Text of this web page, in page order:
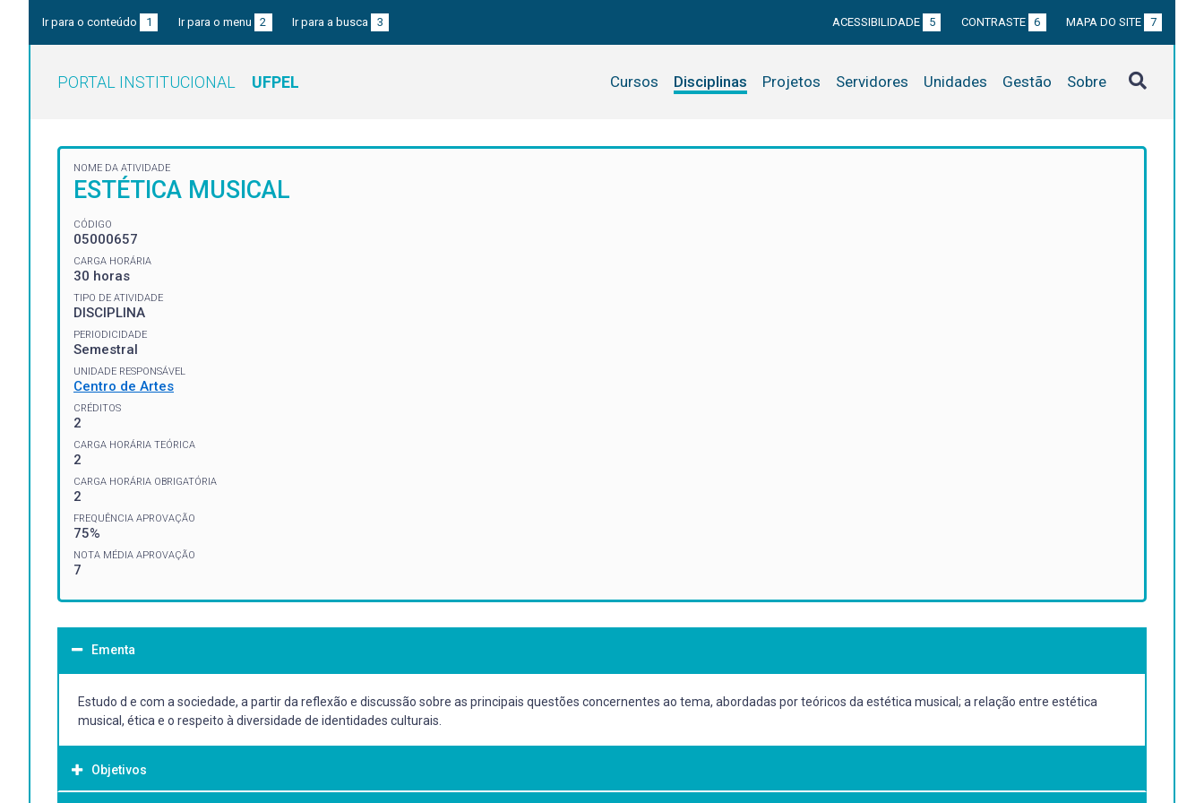
Ir para o conteúdo 1 Ir para o menu 2 Ir para a busca 3 ACESSIBILIDADE 5 CONTRASTE 6 MAPA DO SITE 7
PORTAL INSTITUCIONAL UFPEL Cursos Disciplinas Projetos Servidores Unidades Gestão Sobre
NOME DA ATIVIDADE
ESTÉTICA MUSICAL
CÓDIGO
05000657
CARGA HORÁRIA
30 horas
TIPO DE ATIVIDADE
DISCIPLINA
PERIODICIDADE
Semestral
UNIDADE RESPONSÁVEL
Centro de Artes
CRÉDITOS
2
CARGA HORÁRIA TEÓRICA
2
CARGA HORÁRIA OBRIGATÓRIA
2
FREQUÊNCIA APROVAÇÃO
75%
NOTA MÉDIA APROVAÇÃO
7
Ementa
Estudo d e com a sociedade, a partir da reflexão e discussão sobre as principais questões concernentes ao tema, abordadas por teóricos da estética musical; a relação entre estética
musical, ética e o respeito à diversidade de identidades culturais.
Objetivos